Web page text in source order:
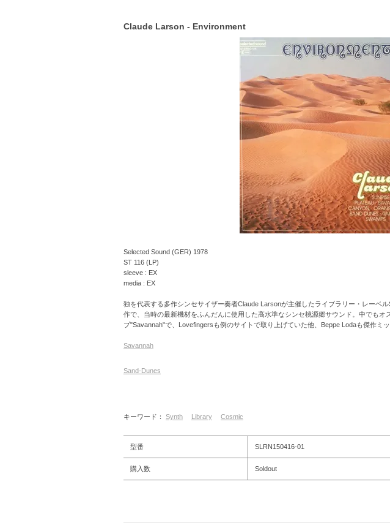
Claude Larson - Environment
Selected Sound (GER) 1978
ST 116 (LP)
sleeve : EX
media : EX
独を代表する多作シンセサイザー奏者Claude Larsonが主催したライブラリー・レーベ
作で、当時の最新機材をふんだんに使用した高水準なシンセ桃源郷サウンド。中でも
プ"Savannah"で、Lovefingersも例のサイトで取り上げていた他、Beppe Lodaも傑作ミ
Savannah
Sand-Dunes
キーワード： Synth Library Cosmic
型番 SLRN150416-01
購入数 Soldout